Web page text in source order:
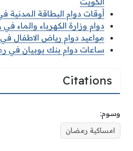
أوقات دوام البطاقة المدنية في
دوام وزارة الكهرباء والماء في
مواعيد دوام رياض الاطفال في رمضان
ساعات دوام بنك بوبيان في
Citations
وسوم:
امساكية رمضان